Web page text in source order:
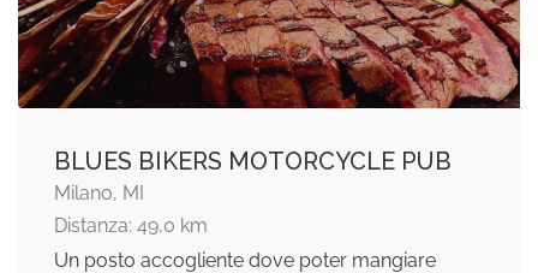
BLUES BIKERS MOTORCYCLE PUB
Milano, MI
Distanza: 49,0 km
Un posto accogliente dove poter mangiare